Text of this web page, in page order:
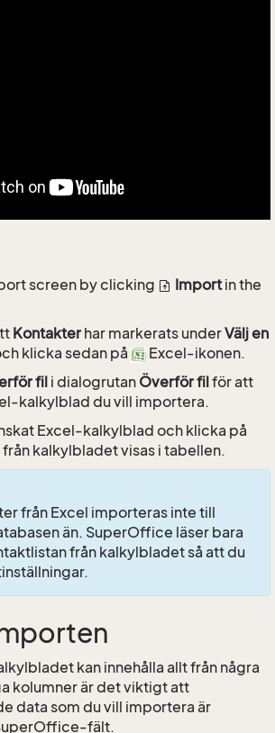
screen by clicking Importin the
Kontakter har markerats underVälj en
klicka sedan på
Excel-ikonen.
fil i dialogrutan Överför fil för att
kalkylblad du vill importera.
Excel-kalkylblad och klicka på
från kalkylbladet visas i tabellen.
från Excel importeras inte till
än. SuperOffice läser bara
från kalkylbladet så att du
kan innehålla allt från några
kolumner är det viktigt att
data som du vill importera är
fält.